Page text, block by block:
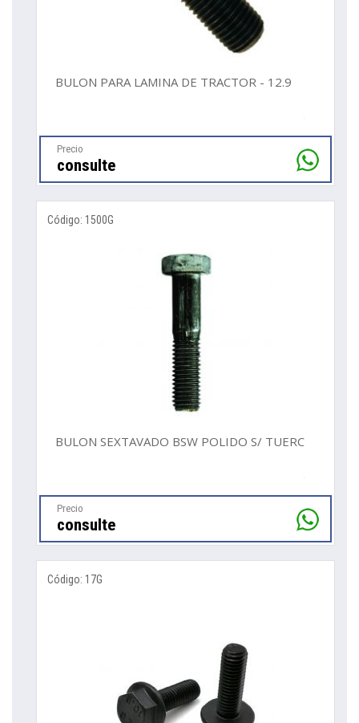
BULON PARA LAMINA DE TRACTOR - 12.9
Precio
consulte
Código: 1500G
BULON SEXTAVADO BSW POLIDO S/ TUERCA
Precio
consulte
Código: 17G